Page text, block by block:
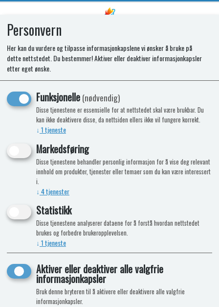
Elektronikk Saphir Comfort RC
Nyhet
Personvern
Her kan du vurdere og tilpasse informasjonkapslene vi ønsker å bruke på
dette nettstedet. Du bestemmer! Aktiver eller deaktiver informasjonkapsler
etter eget ønske.
Funksjonelle(nødvendig)
Disse tjenestene er essensielle for at nettstedet skal være brukbar. Du
kan ikke deaktivere disse, da nettsiden ellers ikke vil fungere korrekt.
↓ 1tjeneste
Markedsføring
Disse tjenestene behandler personlig informasjon for å vise deg relevant
innhold om produkter, tjenester eller temaer som du kan være interessert
i.
↓ 4tjenester
Statistikk
Disse tjenestene analyserer dataene for å forstå hvordan nettstedet
brukes og forbedre brukeropplevelsen.
↓ 1tjeneste
Aktiver eller deaktiver alle valgfrie
informasjonkapsler
Bruk denne bryteren til å aktivere eller deaktivere alle valgfrie
informasjonkapsler.